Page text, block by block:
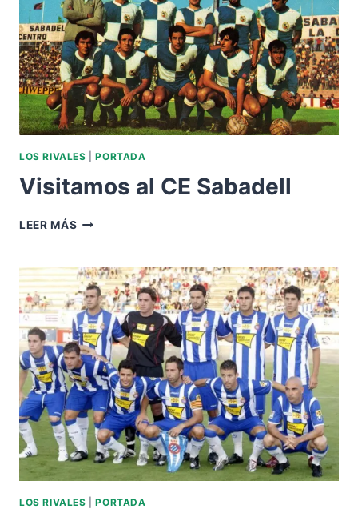
LOS RIVALES |PORTADA
Visitamos al CE Sabadell
LEER MÁS VISITAMOS
SABADELL
LOS RIVALES |PORTADA